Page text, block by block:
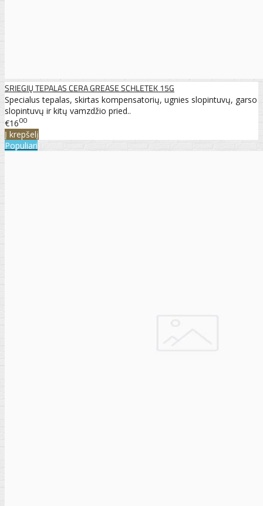
SRIEGIŲ TEPALAS CERA GREASE SCHLETEK 15G
Specialus tepalas, skirtas kompensatorių, ugnies slopintuvų, garso
slopintuvų ir kitų vamzdžio pried..
€1600
Į krepšelį
Populiari